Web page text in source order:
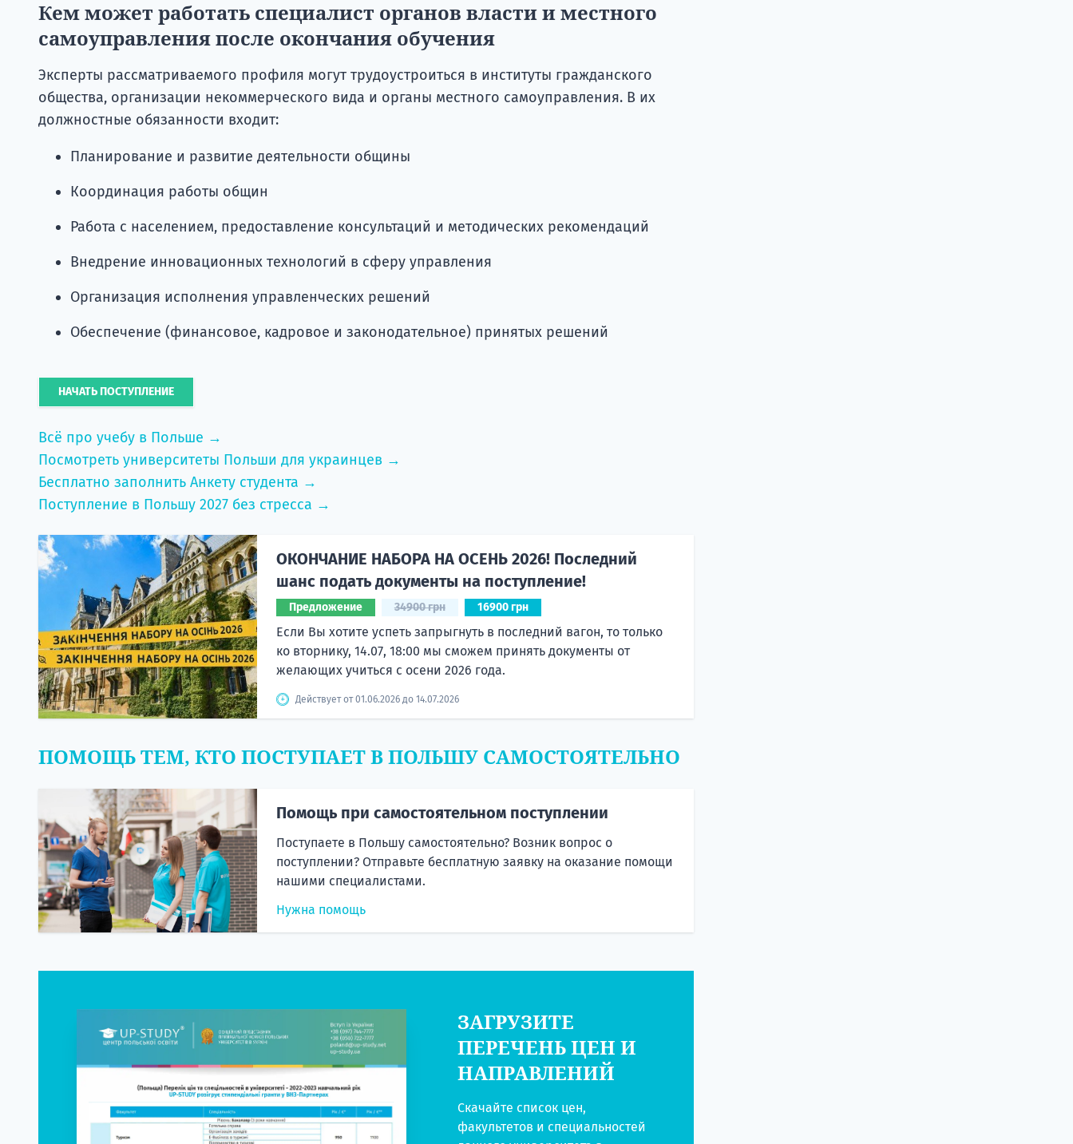
Кем может работать специалист органов власти и местного
самоуправления после окончания обучения
Эксперты рассматриваемого профиля могут трудоустроиться в институты гражданского
общества, организации некоммерческого вида и органы местного самоуправления. В их
должностные обязанности входит:
Планирование и развитие деятельности общины
Координация работы общин
Работа с населением, предоставление консультаций и методических рекомендаций
Внедрение инновационных технологий в сферу управления
Организация исполнения управленческих решений
Обеспечение (финансовое, кадровое и законодательное) принятых решений
НАЧАТЬ ПОСТУПЛЕНИЕ
Всё про учебу в Польше →
Посмотреть университеты Польши для украинцев →
Бесплатно заполнить Анкету студента →
Поступление в Польшу 2027 без стресса →
ОКОНЧАНИЕ НАБОРА НА ОСЕНЬ 2026! Последний
шанс подать документы на поступление!
Предложение 34900 грн 16900 грн
Если Вы хотите успеть запрыгнуть в последний вагон, то только
ко вторнику, 14.07, 18:00 мы сможем принять документы от
желающих учиться с осени 2026 года.
Действует от 01.06.2026 до 14.07.2026
ПОМОЩЬ ТЕМ, КТО ПОСТУПАЕТ В ПОЛЬШУ САМОСТОЯТЕЛЬНО
Помощь при самостоятельном поступлении
Поступаете в Польшу самостоятельно? Возник вопрос о
поступлении? Отправьте бесплатную заявку на оказание помощи
нашими специалистами.
Нужна помощь
ЗАГРУЗИТЕ
ПЕРЕЧЕНЬ ЦЕН И
НАПРАВЛЕНИЙ
Скачайте список цен,
факультетов и специальностей